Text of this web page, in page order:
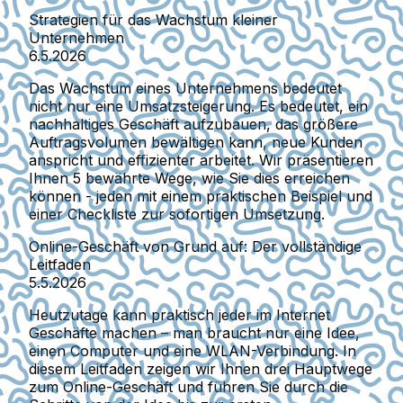
Strategien für das Wachstum kleiner
Unternehmen
6.5.2026
Das Wachstum eines Unternehmens bedeutet
nicht nur eine Umsatzsteigerung. Es bedeutet, ein
nachhaltiges Geschäft aufzubauen, das größere
Auftragsvolumen bewältigen kann, neue Kunden
anspricht und effizienter arbeitet. Wir präsentieren
Ihnen 5 bewährte Wege, wie Sie dies erreichen
können - jeden mit einem praktischen Beispiel und
einer Checkliste zur sofortigen Umsetzung.
Online-Geschäft von Grund auf: Der vollständige
Leitfaden
5.5.2026
Heutzutage kann praktisch jeder im Internet
Geschäfte machen – man braucht nur eine Idee,
einen Computer und eine WLAN-Verbindung. In
diesem Leitfaden zeigen wir Ihnen drei Hauptwege
zum Online-Geschäft und führen Sie durch die